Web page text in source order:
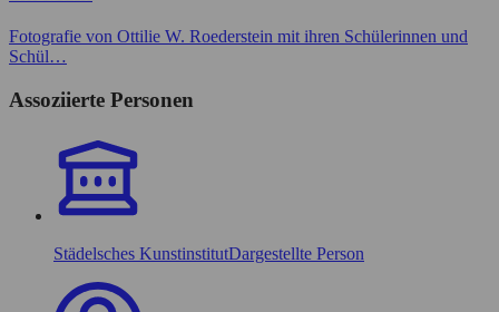
Fotografie von Ottilie W. Roederstein mit ihren Schülerinnen und
Schül…
Assoziierte Personen
Städelsches KunstinstitutDargestellte Person